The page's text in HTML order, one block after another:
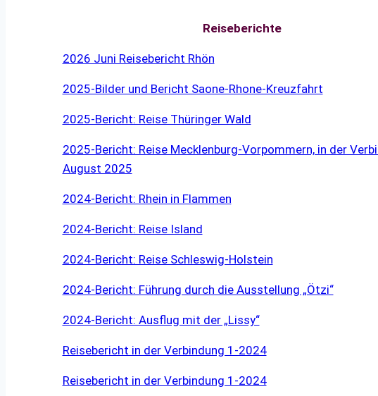
Reiseberichte
2026 Juni Reisebericht Rhön
2025-Bilder und Bericht Saone-Rhone-Kreuzfahrt
2025-Bericht: Reise Thüringer Wald
2025-Bericht: Reise Mecklenburg-Vorpommern, in der
August 2025
2024-Bericht: Rhein in Flammen
2024-Bericht: Reise Island
2024-Bericht: Reise Schleswig-Holstein
2024-Bericht: Führung durch die Ausstellung „Ötzi“
2024-Bericht: Ausflug mit der „Lissy“
Reisebericht in der Verbindung 1-2024
Reisebericht in der Verbindung 1-2024